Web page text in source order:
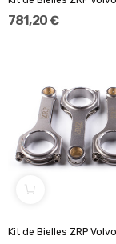
781,20 €